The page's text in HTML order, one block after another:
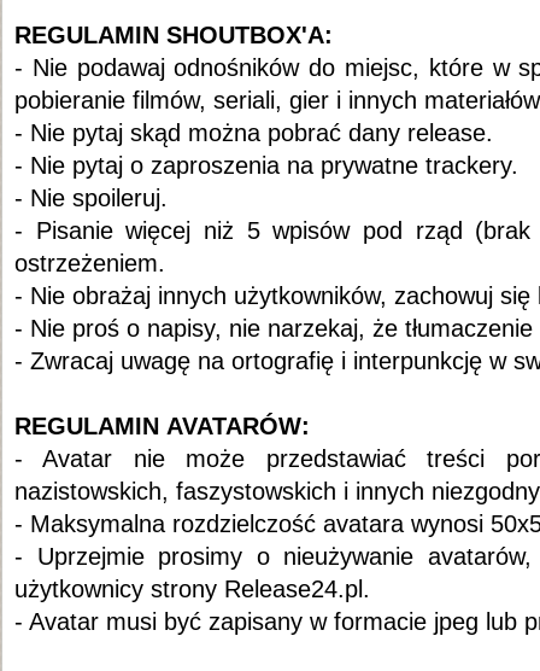
REGULAMIN SHOUTBOX'A:
- Nie podawaj odnośników do miejsc, które w
pobieranie filmów, seriali, gier i innych
- Nie pytaj skąd można pobrać dany release.
- Nie pytaj o zaproszenia na prywatne trackery.
- Nie spoileruj.
- Pisanie więcej niż 5 wpisów pod rząd (brak
ostrzeżeniem.
- Nie obrażaj innych użytkowników, zachowuj się
- Nie proś o napisy, nie narzekaj, że
- Zwracaj uwagę na ortografię i interpunkcję w
REGULAMIN AVATARÓW:
- Avatar nie może przedstawiać treści
nazistowskich, faszystowskich i innych
- Maksymalna rozdzielczość avatara wynosi
- Uprzejmie prosimy o nieużywanie
użytkownicy strony Release24.pl.
- Avatar musi być zapisany w formacie jpeg lub